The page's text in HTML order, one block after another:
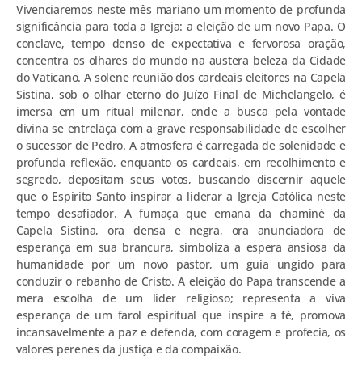
Vivenciaremos neste mês mariano um momento de profunda
significância para toda a Igreja: a eleição de um novo Papa. O
conclave, tempo denso de expectativa e fervorosa oração,
concentra os olhares do mundo na austera beleza da Cidade
do Vaticano. A solene reunião dos cardeais eleitores na Capela
Sistina, sob o olhar eterno do Juízo Final de Michelangelo, é
imersa em um ritual milenar, onde a busca pela vontade
divina se entrelaça com a grave responsabilidade de escolher
o sucessor de Pedro. A atmosfera é carregada de solenidade e
profunda reflexão, enquanto os cardeais, em recolhimento e
segredo, depositam seus votos, buscando discernir aquele
que o Espírito Santo inspirar a liderar a Igreja Católica neste
tempo desafiador. A fumaça que emana da chaminé da
Capela Sistina, ora densa e negra, ora anunciadora de
esperança em sua brancura, simboliza a espera ansiosa da
humanidade por um novo pastor, um guia ungido para
conduzir o rebanho de Cristo. A eleição do Papa transcende a
mera escolha de um líder religioso; representa a viva
esperança de um farol espiritual que inspire a fé, promova
incansavelmente a paz e defenda, com coragem e profecia, os
valores perenes da justiça e da compaixão.